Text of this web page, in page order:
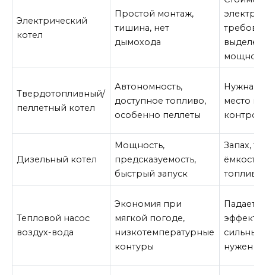
Электрический
котел
Простой монтаж,
тишина, нет
дымохода
Твердотопливный/
пеллетный котел
Автономность,
доступное топливо,
особенно пеллеты
Нужна
место
Дизельный котел
Мощность,
предсказуемость,
быстрый запуск
Запах,
топлива
Тепловой насос
воздух-вода
Экономия при
мягкой погоде,
низкотемпературные
контуры
Падает
сильный
нужен